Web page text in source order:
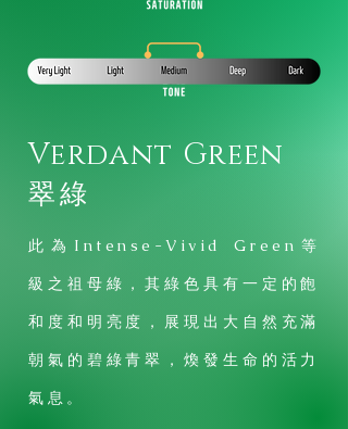
Verdant Green
​翠綠
此為Intense-Vivid Green等
級之祖母綠，其綠色具有一定的飽
和度和明亮度，展現出大自然充滿
朝氣的碧綠青翠，煥發生命的活力
氣息。